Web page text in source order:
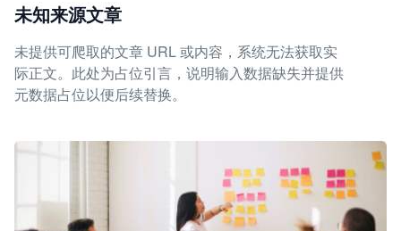
未知来源文章
未提供可爬取的文章 URL 或内容，系统无法获取实
际正文。此处为占位引言，说明输入数据缺失并提供
元数据占位以便后续替换。